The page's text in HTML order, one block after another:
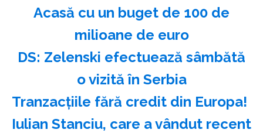
Acasă cu un buget de 100 de
milioane de euro
DS: Zelenski efectuează sâmbătă
o vizită în Serbia
Tranzacțiile fără credit din Europa!
Iulian Stanciu, care a vândut recent